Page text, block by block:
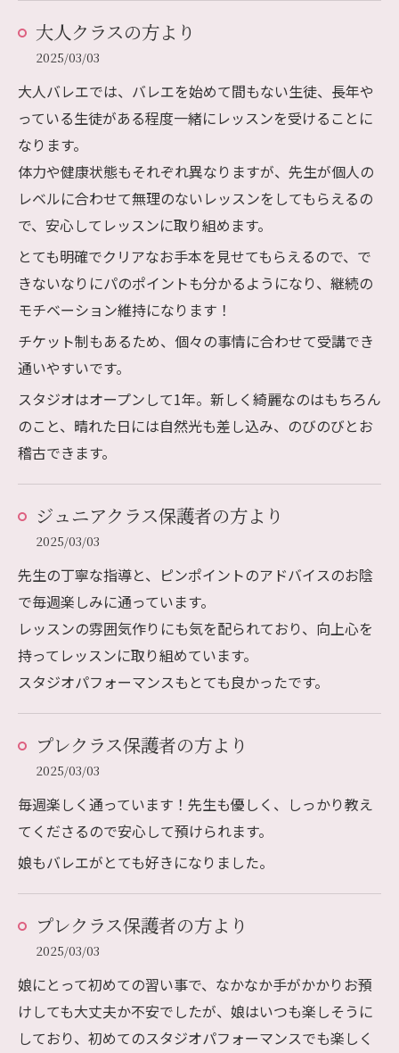
大人クラスの方より
2025/03/03
大人バレエでは、バレエを始めて間もない生徒、長年や
っている生徒がある程度一緒にレッスンを受けることに
なります。
体力や健康状態もそれぞれ異なりますが、先生が個人の
レベルに合わせて無理のないレッスンをしてもらえるの
で、安心してレッスンに取り組めます。
とても明確でクリアなお手本を見せてもらえるので、で
きないなりにパのポイントも分かるようになり、継続の
モチベーション維持になります！
チケット制もあるため、個々の事情に合わせて受講でき
通いやすいです。
スタジオはオープンして1年。新しく綺麗なのはもちろん
のこと、晴れた日には自然光も差し込み、のびのびとお
稽古できます。
ジュニアクラス保護者の方より
2025/03/03
先生の丁寧な指導と、ピンポイントのアドバイスのお陰
で毎週楽しみに通っています。
レッスンの雰囲気作りにも気を配られており、向上心を
持ってレッスンに取り組めています。
スタジオパフォーマンスもとても良かったです。
プレクラス保護者の方より
2025/03/03
毎週楽しく通っています！先生も優しく、しっかり教え
てくださるので安心して預けられます。
娘もバレエがとても好きになりました。
プレクラス保護者の方より
2025/03/03
娘にとって初めての習い事で、なかなか手がかかりお預
けしても大丈夫か不安でしたが、娘はいつも楽しそうに
しており、初めてのスタジオパフォーマンスでも楽しく